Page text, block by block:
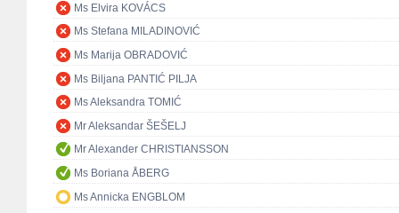
Ms Elvira KOVÁCS
Ms Stefana MILADINOVIĆ
Ms Marija OBRADOVIĆ
Ms Biljana PANTIĆ PILJA
Ms Aleksandra TOMIĆ
Mr Aleksandar ŠEŠELJ
Mr Alexander CHRISTIANSSON
Ms Boriana ÅBERG
Ms Annicka ENGBLOM